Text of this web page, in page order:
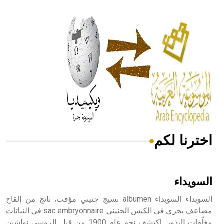
الحكم، الأدلة، تنظيم التغذية، ورسالته في جروح الرأس. ويعود
له الفضل بأنه حرر الطب من الدين والفلسفة.
- هل تعلم أن المرجان إفراز حيواني يتكون في البحر ويتركب
من مادة كربونات الكلسيوم، وهو أحمر أو شديد الحمرة وهو
أجود أنواعه، ويمتاز بكبر الحجم ويسمى الش
هل تعلم أن الأبسيد كلمة فرنسية اللفظ تم اعتمادها مصطلحاً
اخترنا لكم
السويداء
السويداء السويداء albumen نسيج جنيني مؤقت، ناتج من إلقاح
مضاعف يجري في الكيس الجنيني sac embryonnaire في النباتات